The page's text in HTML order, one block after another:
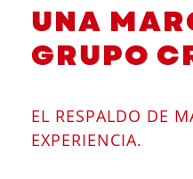
UNA
GRUPO
EL RESPALDO DE
EXPERIENCIA.